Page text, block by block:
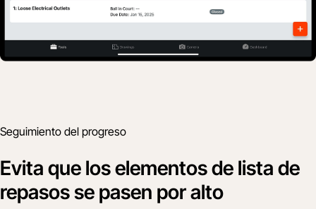
Seguimiento del progreso
Evita que los elementos de lista de
repasos se pasen por alto